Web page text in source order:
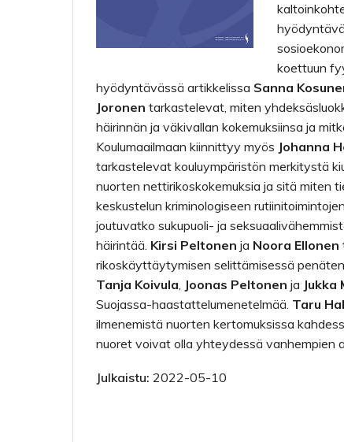
koettuun
hyödyntävässä artikkelissa Sanna
Joronen tarkastelevat, miten
häirinnän ja väkivallan kokemuksiinsa ja
Koulumaailmaan kiinnittyy myös Johanna
tarkastelevat kouluympäristön merkitystä
nuorten nettirikoskokemuksia ja sitä miten
keskustelun kriminologiseen
joutuvatko sukupuoli- ja
häirintää. Kirsi Peltonen ja Noora Ellonen
rikoskäyttäytymisen selittämisessä
Tanja Koivula, Joonas Peltonen ja Jukka
Suojassa-haastattelumenetelmää. Taru
ilmenemistä nuorten kertomuksissa
nuoret voivat olla yhteydessä vanhempien
Julkaistu: 2022-05-10